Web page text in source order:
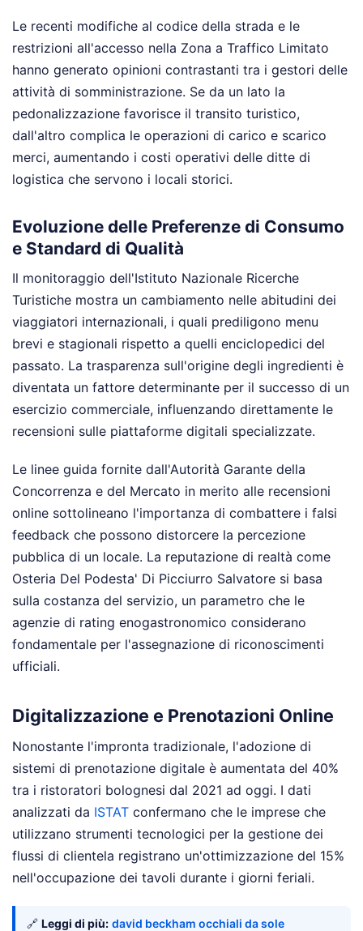
Le recenti modifiche al codice della strada e le
restrizioni all'accesso nella Zona a Traffico Limitato
hanno generato opinioni contrastanti tra i gestori delle
attività di somministrazione. Se da un lato la
pedonalizzazione favorisce il transito turistico,
dall'altro complica le operazioni di carico e scarico
merci, aumentando i costi operativi delle ditte di
logistica che servono i locali storici.
Evoluzione delle Preferenze di Consumo
e Standard di Qualità
Il monitoraggio dell'Istituto Nazionale Ricerche
Turistiche mostra un cambiamento nelle abitudini dei
viaggiatori internazionali, i quali prediligono menu
brevi e stagionali rispetto a quelli enciclopedici del
passato. La trasparenza sull'origine degli ingredienti è
diventata un fattore determinante per il successo di un
esercizio commerciale, influenzando direttamente le
recensioni sulle piattaforme digitali specializzate.
Le linee guida fornite dall'Autorità Garante della
Concorrenza e del Mercato in merito alle recensioni
online sottolineano l'importanza di combattere i falsi
feedback che possono distorcere la percezione
pubblica di un locale. La reputazione di realtà come
Osteria Del Podesta' Di Picciurro Salvatore si basa
sulla costanza del servizio, un parametro che le
agenzie di rating enogastronomico considerano
fondamentale per l'assegnazione di riconoscimenti
ufficiali.
Digitalizzazione e Prenotazioni Online
Nonostante l'impronta tradizionale, l'adozione di
sistemi di prenotazione digitale è aumentata del 40%
tra i ristoratori bolognesi dal 2021 ad oggi. I dati
analizzati da ISTAT confermano che le imprese che
utilizzano strumenti tecnologici per la gestione dei
flussi di clientela registrano un'ottimizzazione del 15%
nell'occupazione dei tavoli durante i giorni feriali.
🔗 Leggi di più: david beckham occhiali da sole